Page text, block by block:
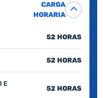
CARGA
HORARIA
52 HORAS
52 HORAS
E
52 HORAS